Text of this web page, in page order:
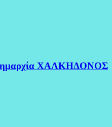
ΧΑΛΚΗΔΟΝΟΣ